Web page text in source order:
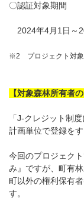
〇認証対象期間
2024年4月1日～
※2 プロジェクト対
【対象森林所有者の
「J-クレジット制
計画単位で登録を
今回のプロジェク
み』ですが、町有
町以外の権利保有
す。